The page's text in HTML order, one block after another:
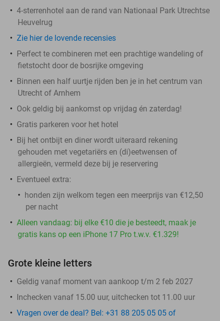
4-sterrenhotel aan de rand van Nationaal Park Utrechtse
Heuvelrug
Zie hier de lovende recensies
Perfect te combineren met een prachtige wandeling of
fietstocht door de bosrijke omgeving
Binnen een half uurtje rijden ben je in het centrum van
Utrecht of Arnhem
Ook geldig bij aankomst op vrijdag én zaterdag!
Gratis parkeren voor het hotel
Bij het ontbijt en diner wordt uiteraard rekening
gehouden met vegetariërs en (di)eetwensen of
allergieën, vermeld deze bij je reservering
Eventueel extra:
honden zijn welkom tegen een meerprijs van €12,50
per nacht
Alleen vandaag: bij elke €10 die je besteedt, maak je
gratis kans op een iPhone 17 Pro t.w.v. €1.329!
Grote kleine letters
Geldig vanaf moment van aankoop t/m 2 feb 2027
Inchecken vanaf 15.00 uur, uitchecken tot 11.00 uur
Vragen over de deal? Bel: +31 88 205 05 05 of